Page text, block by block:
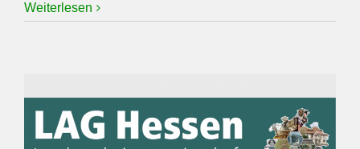
Weiterlesen